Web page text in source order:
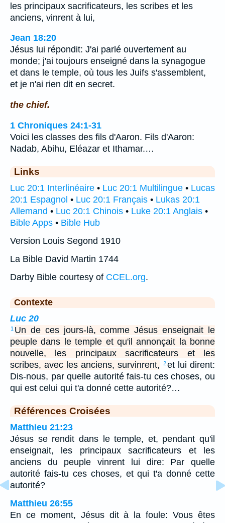
les principaux sacrificateurs, les scribes et les
anciens, vinrent à lui,
Jean 18:20
Jésus lui répondit: J'ai parlé ouvertement au
monde; j'ai toujours enseigné dans la synagogue
et dans le temple, où tous les Juifs s'assemblent,
et je n'ai rien dit en secret.
the chief.
1 Chroniques 24:1-31
Voici les classes des fils d'Aaron. Fils d'Aaron:
Nadab, Abihu, Eléazar et Ithamar.…
Links
Luc 20:1 Interlinéaire • Luc 20:1 Multilingue • Lucas
20:1 Espagnol • Luc 20:1 Français • Lukas 20:1
Allemand • Luc 20:1 Chinois • Luke 20:1 Anglais •
Bible Apps • Bible Hub
Version Louis Segond 1910
La Bible David Martin 1744
Darby Bible courtesy of CCEL.org.
Contexte
Luc 20
1 Un de ces jours-là, comme Jésus enseignait le
peuple dans le temple et qu'il annonçait la bonne
nouvelle, les principaux sacrificateurs et les
scribes, avec les anciens, survinrent,
2et lui dirent:
Dis-nous, par quelle autorité fais-tu ces choses, ou
qui est celui qui t'a donné cette autorité?…
Références Croisées
Matthieu 21:23
Jésus se rendit dans le temple, et, pendant qu'il
enseignait, les principaux sacrificateurs et les
anciens du peuple vinrent lui dire: Par quelle
autorité fais-tu ces choses, et qui t'a donné cette
autorité?
Matthieu 26:55
En ce moment, Jésus dit à la foule: Vous êtes